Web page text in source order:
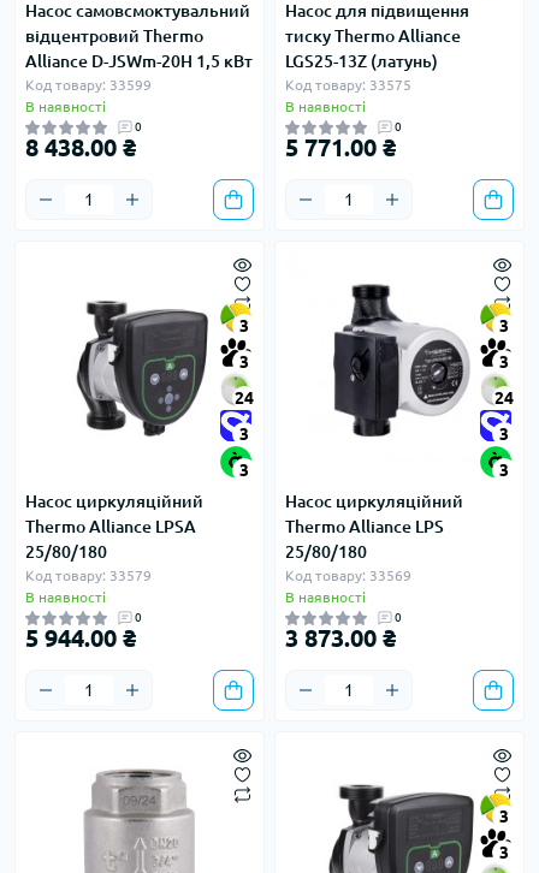
Насос самовсмоктувальний
відцентровий Thermo
Alliance D-JSWm-20H 1,5 кВт
Код товару: 33599
В наявності
0
8 438.00 ₴
Насос для підвищення
тиску Thermo Alliance
LGS25-13Z (латунь)
Код товару: 33575
В наявності
0
5 771.00 ₴
3
3
24
3
3
Насос циркуляційний
Thermo Alliance LPSA
25/80/180
Код товару: 33579
В наявності
0
5 944.00 ₴
3
3
24
3
3
Насос циркуляційний
Thermo Alliance LPS
25/80/180
Код товару: 33569
В наявності
0
3 873.00 ₴
3
3